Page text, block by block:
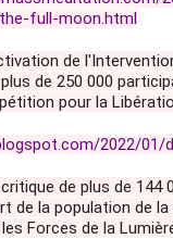
full-moon.html
de
de 250 000
pour la
2022/
de plus de 144
de la population de
Forces de la